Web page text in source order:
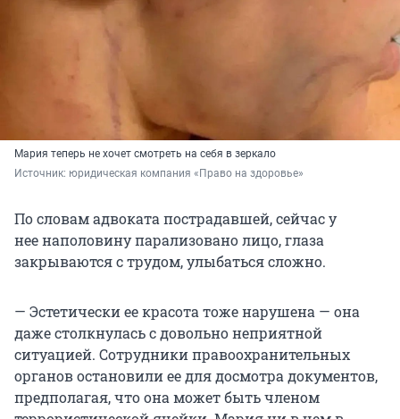
Мария теперь не хочет смотреть на себя в зеркало
Источник: юридическая компания «Право на здоровье»
По словам адвоката пострадавшей, сейчас у
нее наполовину парализовано лицо, глаза
закрываются с трудом, улыбаться сложно.
— Эстетически ее красота тоже нарушена — она
даже столкнулась с довольно неприятной
ситуацией. Сотрудники правоохранительных
органов остановили ее для досмотра документов,
предполагая, что она может быть членом